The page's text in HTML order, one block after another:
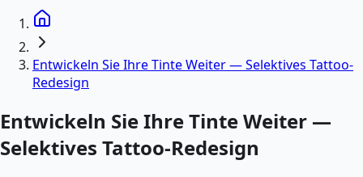
Entwickeln Sie Ihre Tinte Weiter — Selektives Tattoo-
Redesign
Entwickeln Sie Ihre Tinte Weiter —
Selektives Tattoo-Redesign